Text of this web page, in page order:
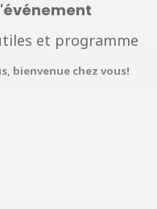
et programme
bienvenue chez vous!